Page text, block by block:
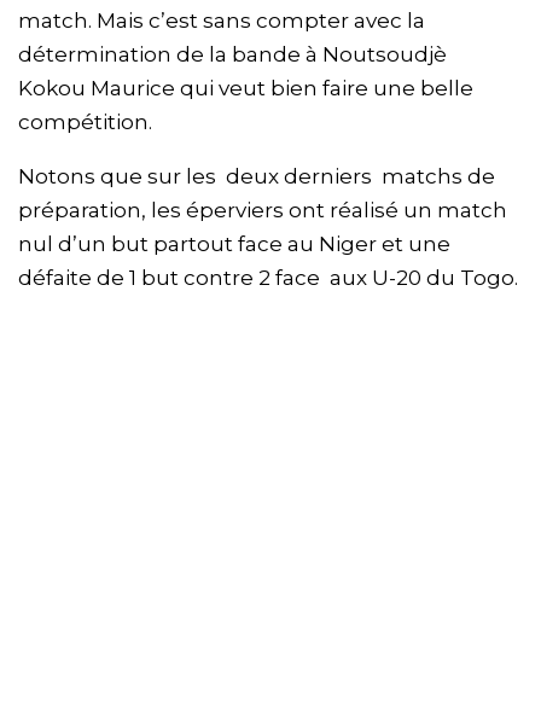
match. Mais c’est sans compter avec la
détermination de la bande à Noutsoudjè
Kokou Maurice qui veut bien faire une belle
compétition.
Notons que sur les deux derniers matchs de
préparation, les éperviers ont réalisé un match
nul d’un but partout face au Niger et une
défaite de 1 but contre 2 face aux U-20 du Togo.